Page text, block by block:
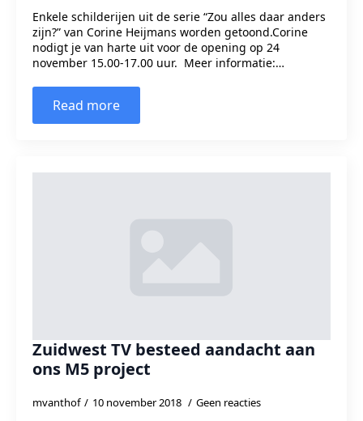
Enkele schilderijen uit de serie “Zou alles daar anders
zijn?” van Corine Heijmans worden getoond.Corine
nodigt je van harte uit voor de opening op 24
november 15.00-17.00 uur. Meer informatie:…
Read more
Zuidwest TV besteed aandacht aan
ons M5 project
mvanthof 10 november 2018 Geen reacties